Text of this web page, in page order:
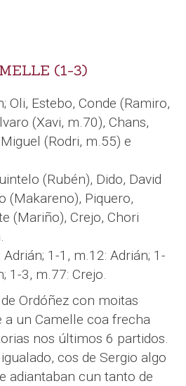
(1-3)
Oli, Estebo, Conde (Ramiro,
(Xavi, m.70), Chans,
(Rodri, m.55) e
(Rubén), Dido, David
(Makareno), Piquero,
(Mariño), Crejo, Chori
1-1, m.12: Adrián; 1-
1-3, m.77: Crejo.
Ordóñez con moitas
a un Camelle coa frecha
nos últimos 6 partidos.
cos de Sergio algo
adiantaban cun tanto de